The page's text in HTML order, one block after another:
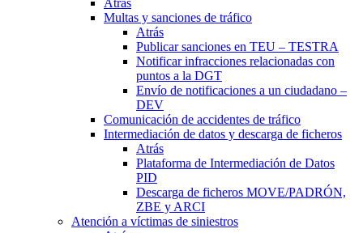
Atrás
Multas y sanciones de tráfico
Atrás
Publicar sanciones en TEU – TESTRA
Notificar infracciones relacionadas con
puntos a la DGT
Envío de notificaciones a un ciudadano –
DEV
Comunicación de accidentes de tráfico
Intermediación de datos y descarga de ficheros
Atrás
Plataforma de Intermediación de Datos
PID
Descarga de ficheros MOVE/PADRÓN,
ZBE y ARCI
Atención a víctimas de siniestros